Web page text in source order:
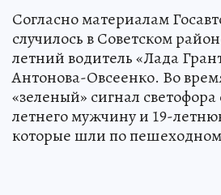
Согласно материалам
случилось в Советском
летний водитель «Лада
Антонова-Овсеенко. Во
«зеленый» сигнал светофора
летнего мужчину и 19-
которые шли по